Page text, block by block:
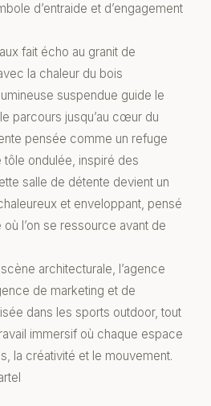
d’entraide et d’engagement
fait écho au granit de
la chaleur du bois
suspendue guide le
parcours jusqu’au cœur du
pensée comme un refuge
ondulée, inspiré des
salle de détente devient un
et enveloppant, pensé
l’on se ressource avant de
architecturale, l’agence
de marketing et de
dans les sports outdoor, tout
immersif où chaque espace
la créativité et le mouvement.